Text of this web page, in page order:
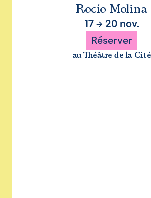
Rocío Molina
17→ 20 nov.
Réserver
au Théâtre de la Cité